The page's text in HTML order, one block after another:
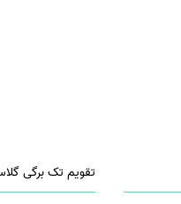
تقویم تک برگی